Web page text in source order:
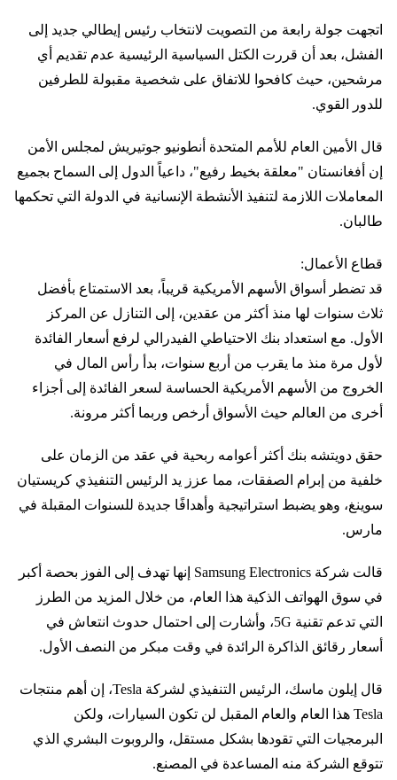
اتجهت جولة رابعة من التصويت لانتخاب رئيس إيطالي جديد إلى
الفشل، بعد أن قررت الكتل السياسية الرئيسية عدم تقديم أي
مرشحين، حيث كافحوا للاتفاق على شخصية مقبولة للطرفين
للدور القوي.
قال الأمين العام للأمم المتحدة أنطونيو جوتيريش لمجلس الأمن
إن أفغانستان "معلقة بخيط رفيع"، داعياً الدول إلى السماح بجميع
المعاملات اللازمة لتنفيذ الأنشطة الإنسانية في الدولة التي تحكمها
طالبان.
قطاع الأعمال:
قد تضطر أسواق الأسهم الأمريكية قريباً، بعد الاستمتاع بأفضل
ثلاث سنوات لها منذ أكثر من عقدين، إلى التنازل عن المركز
الأول. مع استعداد بنك الاحتياطي الفيدرالي لرفع أسعار الفائدة
لأول مرة منذ ما يقرب من أربع سنوات، بدأ رأس المال في
الخروج من الأسهم الأمريكية الحساسة لسعر الفائدة إلى أجزاء
أخرى من العالم حيث الأسواق أرخص وربما أكثر مرونة.
حقق دويتشه بنك أكثر أعوامه ربحية في عقد من الزمان على
خلفية من إبرام الصفقات، مما عزز يد الرئيس التنفيذي كريستيان
سوينغ، وهو يضبط استراتيجية وأهدافًا جديدة للسنوات المقبلة في
مارس.
قالت شركة Samsung Electronics إنها تهدف إلى الفوز بحصة أكبر
في سوق الهواتف الذكية هذا العام، من خلال المزيد من الطرز
التي تدعم تقنية 5G، وأشارت إلى احتمال حدوث انتعاش في
أسعار رقائق الذاكرة الرائدة في وقت مبكر من النصف الأول.
قال إيلون ماسك، الرئيس التنفيذي لشركة Tesla، إن أهم منتجات
Tesla هذا العام والعام المقبل لن تكون السيارات، ولكن
البرمجيات التي تقودها بشكل مستقل، والروبوت البشري الذي
تتوقع الشركة منه المساعدة في المصنع.